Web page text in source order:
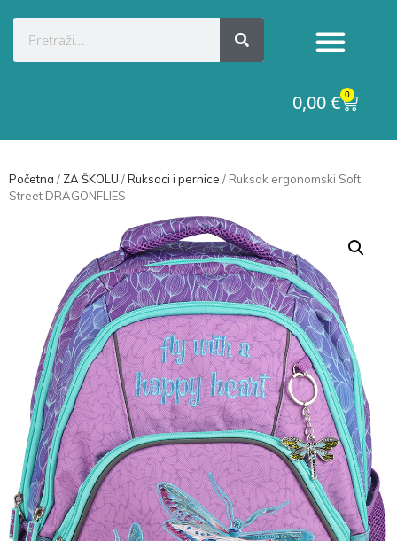
0,00€ 0
Početna / ZA ŠKOLU /Ruksaci i pernice / Ruksak ergonomski Soft
Street DRAGONFLIES